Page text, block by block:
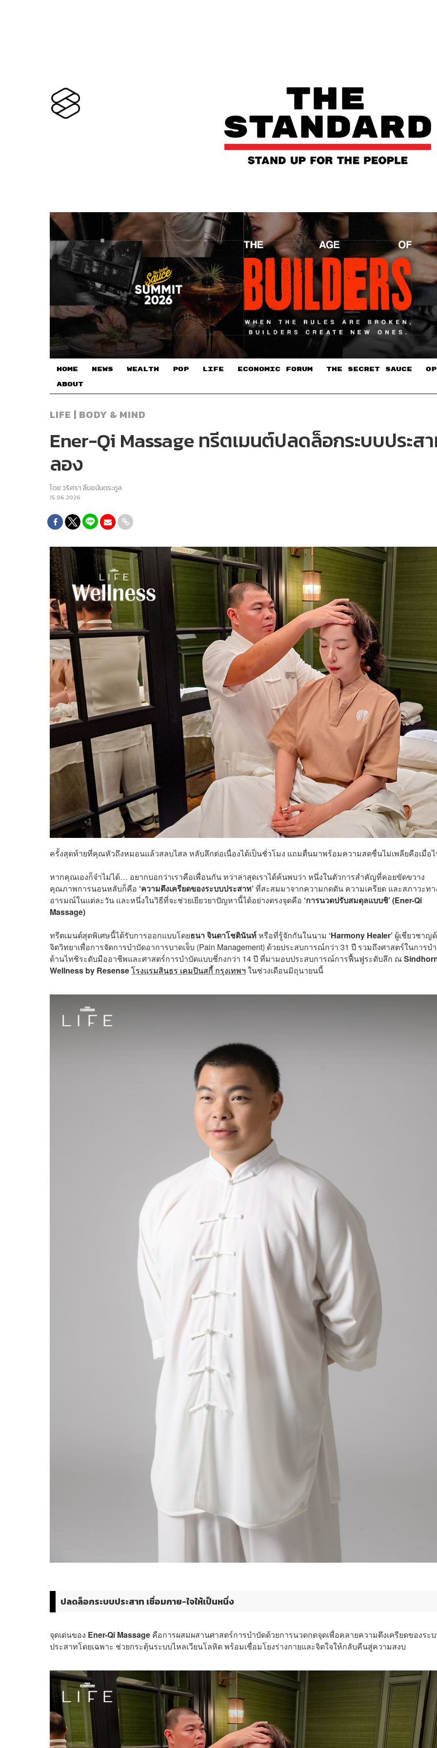
HOME NEWS WEALTH POP LIFE ECONOMIC FORUM THE SECRET SAUCE​
ABOUT
LIFE | BODY & MIND
Ener-Qi Massage ทรีตเมนต์ปลดล็อกระบบประ
ลอง
โดยวริศรา ลิ้มอนันตระกูล
15.06.2026
ครั้งสุดท้ายที่คุณหัวถึงหมอนแล้วสลบไสล หลับลึกต่อเนื่องได้เป็นชั่วโมง แถมตื่นมาพร้อมความสดชื่นไม่เพลียคือเมื่อไ
หากคุณเองก็จำไม่ได้… อยากบอกว่าเราคือเพื่อนกัน ทว่าล่าสุดเราได้ค้นพบว่า หนึ่งในตัวการสำคัญที่คอยขัดขวาง
คุณภาพการนอนหลับก็คือ ‘ความตึงเครียดของระบบประสาท’ที่สะสมมาจากความกดดัน ความเครียด และสภาวะทา
อารมณ์ในแต่ละวัน และหนึ่งในวิธีที่จะช่วยเยียวยาปัญหานี้ได้อย่างตรงจุดคือ ‘การนวดปรับสมดุลแบบชิ’ (Ener-Qi
Massage)
ทรีตเมนต์สุดพิเศษนี้ได้รับการออกแบบโดยธนา จินดาโชตินันท์หรือที่รู้จักกันในนาม ‘Harmony Healer’ ผู้เชี่ยวชาญ
จิตวิทยาเพื่อการจัดการบำบัดอาการบาดเจ็บ (Pain Management) ด้วยประสบการณ์กว่า 31 ปี รวมถึงศาสตร์ในการบ
ด้านไทชิระดับมืออาชีพและศาสตร์การบำบัดแบบชี่กงกว่า 14 ปี ที่มามอบประสบการณ์การฟื้นฟูระดับลึก ณ
Wellness by Resenseโรงแรมสินธร เคมปินสกี้ กรุงเทพฯ ในช่วงเดือนมิถุนายนนี้
ปลดล็อกระบบประสาท เชื่อมกาย-ใจให้เป็นหนึ่ง
จุดเด่นของ Ener-Qi Massage คือการผสมผสานศาสตร์การบำบัดด้วยการนวดกดจุดเพื่อคลายความตึงเครียดของระ
ประสาทโดยเฉพาะ ช่วยกระตุ้นระบบไหลเวียนโลหิต พร้อมเชื่อมโยงร่างกายและจิตใจให้กลับคืนสู่ความสงบ